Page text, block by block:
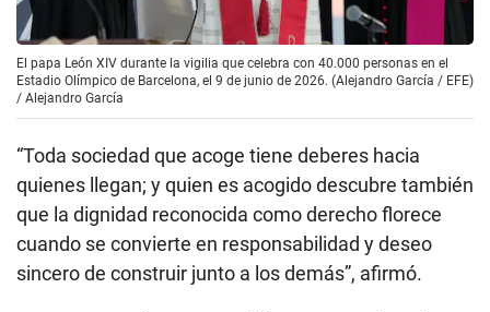
El papa León XIV durante la vigilia que celebra con 40.000 personas en el
Estadio Olímpico de Barcelona, el 9 de junio de 2026. (Alejandro García / EFE)
/ Alejandro García
“Toda sociedad que acoge tiene deberes hacia
quienes llegan; y quien es acogido descubre también
que la dignidad reconocida como derecho florece
cuando se convierte en responsabilidad y deseo
sincero de construir junto a los demás”, afirmó.